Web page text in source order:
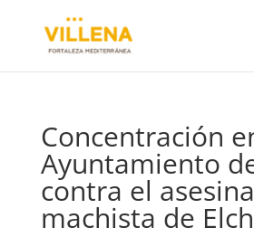
Concentración
Ayuntamiento
contra el
machista de